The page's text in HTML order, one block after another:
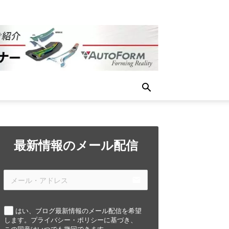
最新情報のメール配信
はい、ブログ最新情報のメール配信を希望
します。プライバシー・ポリシーに基づき、